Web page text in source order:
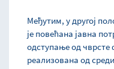
Међутим, у другој
је повећана јавна
одступање од чврсте
реализована од